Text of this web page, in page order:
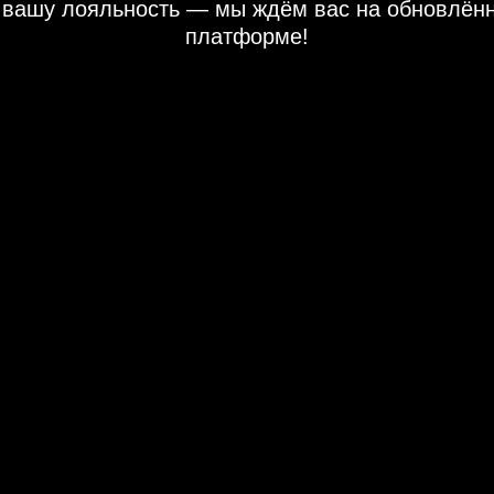
вашу лояльность — мы ждём вас на
платформе!